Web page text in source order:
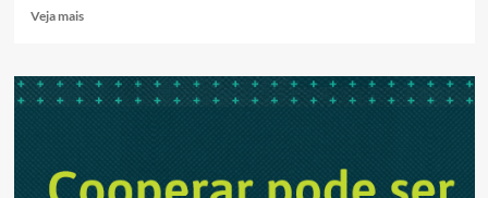
Veja maisRead
ARM
recebe
reforçar